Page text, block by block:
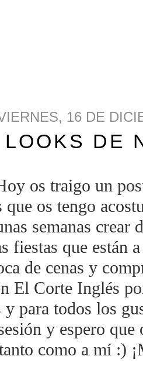
16 DE
LOOKS DE
os traigo un
que os tengo
semanas
fiestas que están
de cenas y
El Corte Inglés
y para todos los
y espero
como a mí :)